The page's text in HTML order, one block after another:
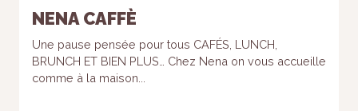
NENA CAFFÈ
Une pause pensée pour tous CAFÉS, LUNCH,
BRUNCH ET BIEN PLUS… Chez Nena on vous accueille
comme à la maison...